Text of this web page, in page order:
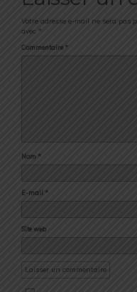
Votre adresse e-mail ne sera pas
avec *
Commentaire *
Nom *
E-mail *
Site web